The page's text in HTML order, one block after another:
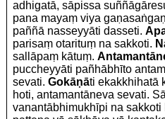
adhigatā, sāpissa
pana mayaṃ viya
paññā nasseyyāti dasseti.
parisaṃ otarituṃ na sakkoti.
sallāpaṃ kātuṃ.
puccheyyāti pañhābhīto
sevati. Gokāṇāti ekakkhihatā
hoti, antamantāneva sevati.
vanantābhimukhīpi na sakkoti